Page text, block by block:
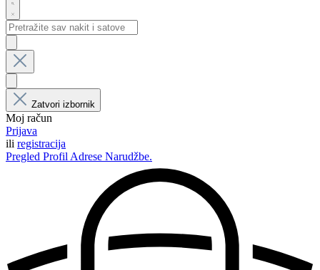
Zatvori izbornik
Moj račun
Prijava
ili registracija
Pregled Profil Adrese Narudžbe.